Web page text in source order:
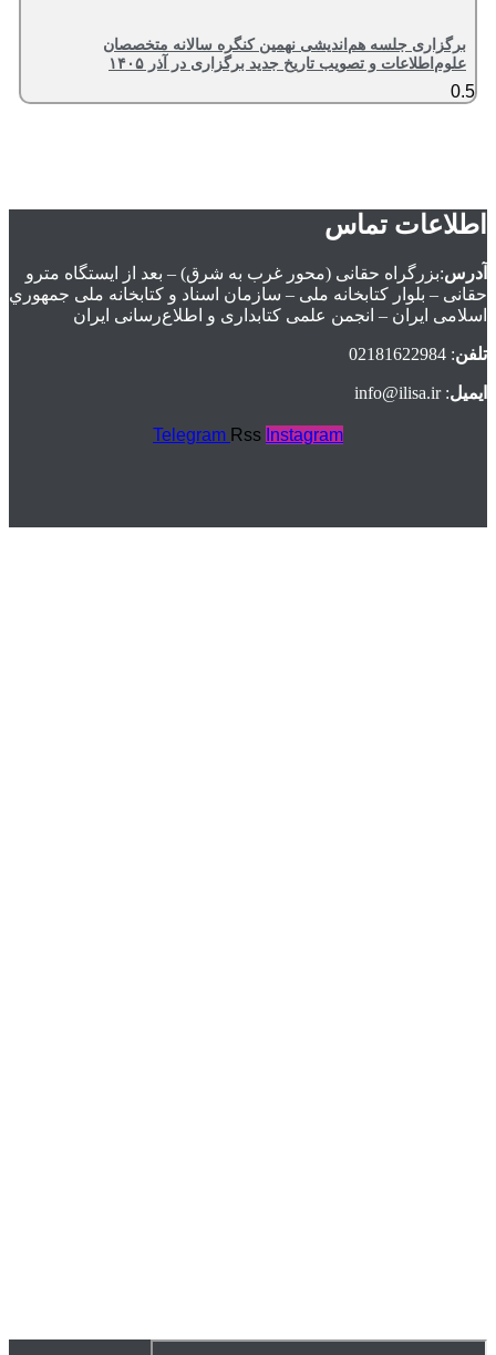
برگزاری جلسه هم‌اندیشی نهمین کنگره سالانه متخصصان
علوم‌اطلاعات و تصویب تاریخ جدید برگزاری در آذر ۱۴۰۵
اطلاعات تماس
آدرس:بزرگراه حقانی (محور غرب به شرق) – بعد از ايستگاه مترو
حقانی – بلوار كتابخانه ملی – سازمان اسناد و كتابخانه ملی جمهوري
اسلامی ايران – انجمن علمی کتابداری و اطلاع‌رسانی ایران
تلفن: 02181622984
ایمیل: info@ilisa.ir
Telegram Rss Instagram